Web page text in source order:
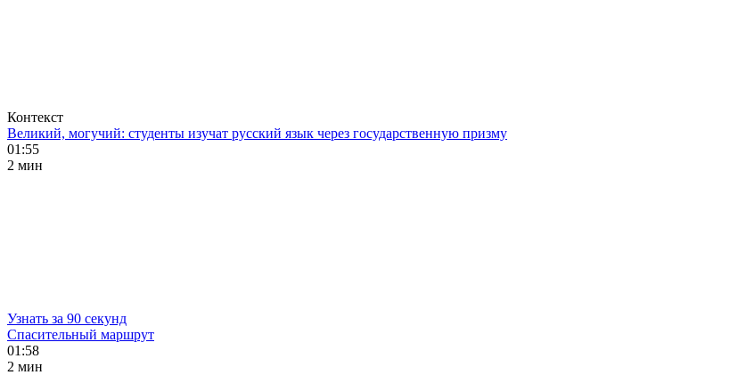
Контекст
Великий, могучий: студенты изучат русский язык через государственную призму
01:55
2 мин
Узнать за 90 секунд
Спасительный маршрут
01:58
2 мин